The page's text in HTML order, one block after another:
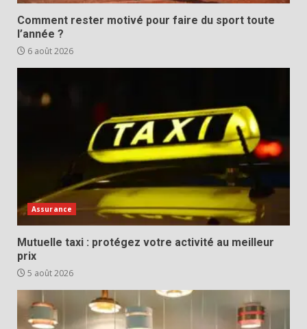
Comment rester motivé pour faire du sport toute
l’année ?
6 août 2026
Assurance
Mutuelle taxi : protégez votre activité au meilleur
prix
5 août 2026